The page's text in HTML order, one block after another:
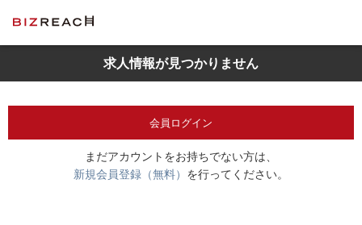
求人情報が見つかりません
会員ログイン
まだアカウントをお持ちでない方は、
新規会員登録（無料） を行ってください。